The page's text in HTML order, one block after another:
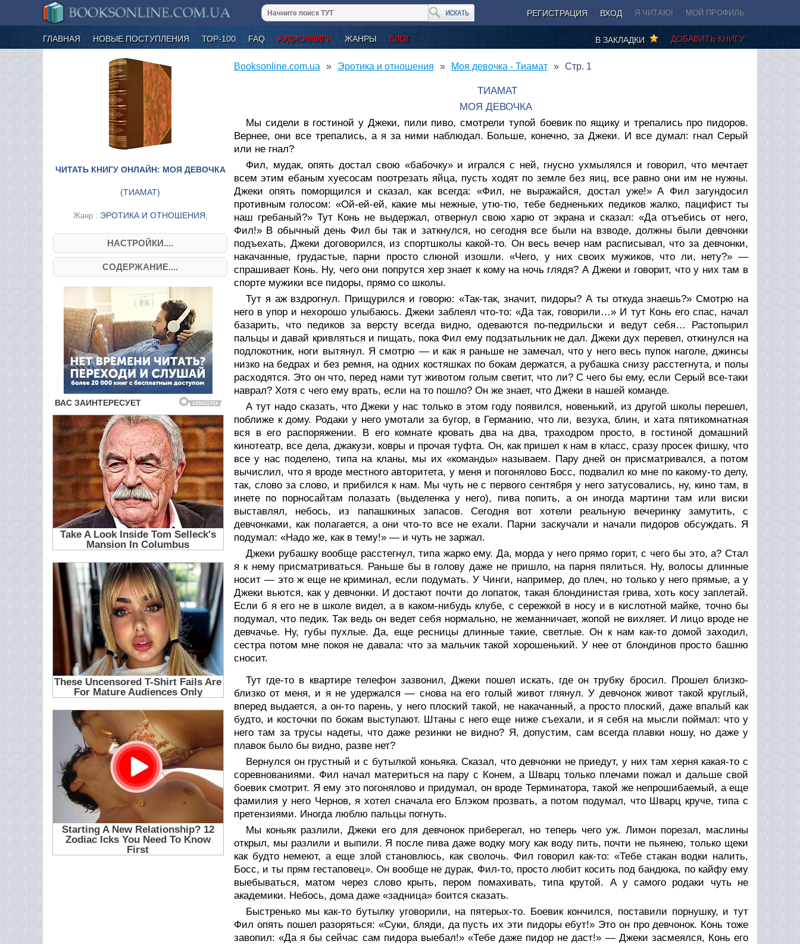
РЕГИСТРАЦИЯ ВХОД Я ЧИТАЮ! МОЙ ПРОФИЛЬ
ГЛАВНАЯ НОВЫЕ ПОСТУПЛЕНИЯ ТОР-100 FAQ АУДИОКНИГИ ЖАНРЫ БЛОГ ДОБАВИТЬ КНИГУ
В ЗАКЛАДКИ
ЧИТАТЬ КНИГУ ОНЛАЙН: МОЯ ДЕВОЧКА
(ТИАМАТ)
Жанр : ЭРОТИКА И ОТНОШЕНИЯ;
НАСТРОЙКИ....
СОДЕРЖАНИЕ....
Booksonline.com.ua Эротика и отношения Моя девочка - Тиамат Стр. 1
ТИАМАТ
МОЯ ДЕВОЧКА
Мы сидели в гостиной у Джеки, пили пиво, смотрели тупой боевик по ящику и трепались про пидоров.
Вернее, они все трепались, а я за ними наблюдал. Больше, конечно, за Джеки. И все думал: гнал Серый
или не гнал?
Фил, мудак, опять достал свою «бабочку» и игрался с ней, гнусно ухмылялся и говорил, что мечтает
всем этим ебаным хуесосам поотрезать яйца, пусть ходят по земле без яиц, все равно они им не нужны.
Джеки опять поморщился и сказал, как всегда: «Фил, не выражайся, достал уже!» А Фил загундосил
противным голосом: «Ой-ей-ей, какие мы нежные, утю-тю, тебе бедненьких педиков жалко, пацифист ты
наш гребаный?» Тут Конь не выдержал, отвернул свою харю от экрана и сказал: «Да отъебись от него,
Фил!» В обычный день Фил бы так и заткнулся, но сегодня все были на взводе, должны были девчонки
подъехать, Джеки договорился, из спортшколы какой-то. Он весь вечер нам расписывал, что за девчонки,
накачанные, грудастые, парни просто слюной изошли. «Чего, у них своих мужиков, что ли, нету?» —
спрашивает Конь. Ну, чего они попрутся хер знает к кому на ночь глядя? А Джеки и говорит, что у них там в
спорте мужики все пидоры, прямо со школы.
Тут я аж вздрогнул. Прищурился и говорю: «Так-так, значит, пидоры? А ты откуда знаешь?» Смотрю на
него в упор и нехорошо улыбаюсь. Джеки заблеял что-то: «Да так, говорили…» И тут Конь его спас, начал
базарить, что педиков за версту всегда видно, одеваются по-педрильски и ведут себя… Растопырил
пальцы и давай кривляться и пищать, пока Фил ему подзатыльник не дал. Джеки дух перевел, откинулся на
подлокотник, ноги вытянул. Я смотрю — и как я раньше не замечал, что у него весь пупок наголе, джинсы
низко на бедрах и без ремня, на одних костяшках по бокам держатся, а рубашка снизу расстегнута, и полы
расходятся. Это он что, перед нами тут животом голым светит, что ли? С чего бы ему, если Серый все-таки
наврал? Хотя с чего ему врать, если на то пошло? Он же знает, что Джеки в нашей команде.
А тут надо сказать, что Джеки у нас только в этом году появился, новенький, из другой школы перешел,
поближе к дому. Родаки у него умотали за бугор, в Германию, что ли, везуха, блин, и хата пятикомнатная
вся в его распоряжении. В его комнате кровать два на два, траходром просто, в гостиной домашний
кинотеатр, все дела, джакузи, ковры и прочая туфта. Он, как пришел к нам в класс, сразу просек фишку, что
все у нас поделено, типа на кланы, мы их «команды» называем. Пару дней он присматривался, а потом
вычислил, что я вроде местного авторитета, у меня и погонялово Босс, подвалил ко мне по какому-то делу,
так, слово за слово, и прибился к нам. Мы чуть не с первого сентября у него затусовались, ну, кино там, в
инете по порносайтам полазать (выделенка у него), пива попить, а он иногда мартини там или виски
выставлял, небось, из папашкиных запасов. Сегодня вот хотели реальную вечеринку замутить, с
девчонками, как полагается, а они что-то все не ехали. Парни заскучали и начали пидоров обсуждать. Я
подумал: «Надо же, как в тему!» — и чуть не заржал.
Джеки рубашку вообще расстегнул, типа жарко ему. Да, морда у него прямо горит, с чего бы это, а? Стал
я к нему присматриваться. Раньше бы в голову даже не пришло, на парня пялиться. Ну, волосы длинные
носит — это ж еще не криминал, если подумать. У Чинги, например, до плеч, но только у него прямые, а у
Джеки вьются, как у девчонки. И достают почти до лопаток, такая блондинистая грива, хоть косу заплетай.
Если б я его не в школе видел, а в каком-нибудь клубе, с сережкой в носу и в кислотной майке, точно бы
подумал, что педик. Так ведь он ведет себя нормально, не жеманничает, жопой не вихляет. И лицо вроде не
девчачье. Ну, губы пухлые. Да, еще ресницы длинные такие, светлые. Он к нам как-то домой заходил,
сестра потом мне покоя не давала: что за мальчик такой хорошенький. У нее от блондинов просто башню
сносит.
Тут где-то в квартире телефон зазвонил, Джеки пошел искать, где он трубку бросил. Прошел близко-
близко от меня, и я не удержался — снова на его голый живот глянул. У девчонок живот такой круглый,
вперед выдается, а он-то парень, у него плоский такой, не накачанный, а просто плоский, даже впалый как
будто, и косточки по бокам выступают. Штаны с него еще ниже съехали, и я себя на мысли поймал: что у
него там за трусы надеты, что даже резинки не видно? Я, допустим, сам всегда плавки ношу, но даже у
плавок было бы видно, разве нет?
Вернулся он грустный и с бутылкой коньяка. Сказал, что девчонки не приедут, у них там херня какая-то с
соревнованиями. Фил начал материться на пару с Конем, а Шварц только плечами пожал и дальше свой
боевик смотрит. Я ему это погонялово и придумал, он вроде Терминатора, такой же непрошибаемый, а еще
фамилия у него Чернов, я хотел сначала его Блэком прозвать, а потом подумал, что Шварц круче, типа с
претензиями. Иногда люблю пальцы погнуть.
Мы коньяк разлили, Джеки его для девчонок приберегал, но теперь чего уж. Лимон порезал, маслины
открыл, мы разлили и выпили. Я после пива даже водку могу как воду пить, почти не пьянею, только щеки
как будто немеют, а еще злой становлюсь, как сволочь. Фил говорил как-то: «Тебе стакан водки налить,
Босс, и ты прям гестаповец». Он вообще не дурак, Фил-то, просто любит косить под бандюка, по кайфу ему
выебываться, матом через слово крыть, пером помахивать, типа крутой. А у самого родаки чуть не
академики. Небось, дома даже «задница» боится сказать.
Быстренько мы как-то бутылку уговорили, на пятерых-то. Боевик кончился, поставили порнушку, и тут
Фил опять пошел разоряться: «Суки, бляди, да пусть их эти пидоры ебут!» Это он про девчонок. Конь тоже
завопил: «Да я бы сейчас сам пидора выебал!» «Тебе даже пидор не даст!» — Джеки засмеялся, Конь его